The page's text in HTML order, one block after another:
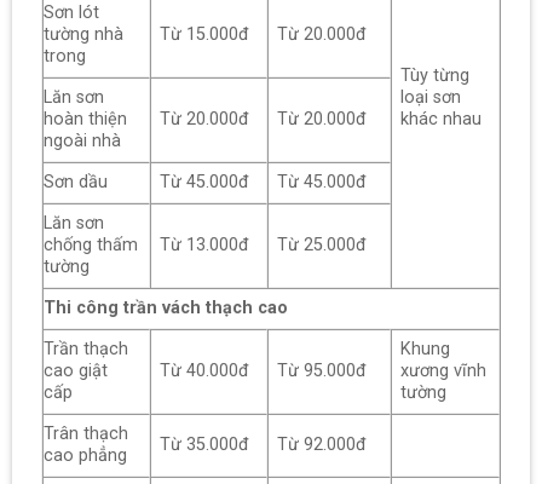
Tùy từng
loại sơn
khác nhau
Sơn lót
tường nhà
trong
Từ 15.000đ Từ 20.000đ
Lăn sơn
hoàn thiện
ngoài nhà
Từ 20.000đ Từ 20.000đ
Sơn dầu Từ 45.000đ
Từ 45.000đ
Lăn sơn
chống thấm
tường
Từ 13.000đ Từ 25.000đ
Thi công trần vách thạch cao
Trần thạch
cao giật
cấp
Từ 40.000đ Từ 95.000đ
Khung
xương vĩnh
tường
Trân thạch
cao phẳng
Từ 35.000đ Từ 92.000đ